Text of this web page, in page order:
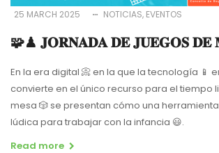
25 MARCH 2025 NOTICIAS EVENTOS
🧩♟ 𝐉𝐎𝐑𝐍𝐀𝐃𝐀 𝐃𝐄 𝐉𝐔𝐄𝐆𝐎𝐒 𝐃𝐄
En la era digital 📀 en la que la tecnología 📱
convierte en el único recurso para el tiempo
mesa 🎲 se presentan cómo una
lúdica para trabajar con la infancia 😃.
Read more